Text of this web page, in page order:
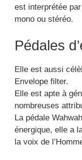
est interprétée
mono ou stéréo.
Pédales
Elle est aussi
Envelope filter.
Elle est apte à
nombreuses
La pédale
énergique, elle a
la voix de